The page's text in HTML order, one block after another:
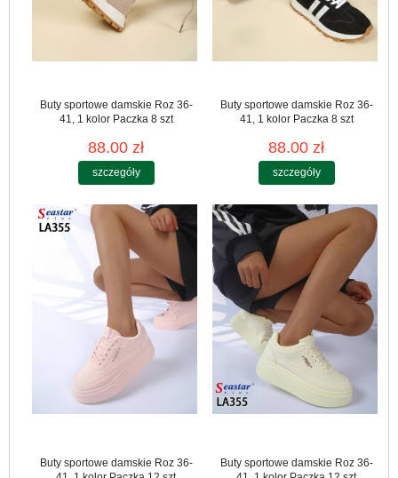
Buty sportowe damskie Roz 36-
41, 1 kolor Paczka 8 szt
88.00 zł
szczegóły
Buty sportowe damskie Roz 36-
41, 1 kolor Paczka 8 szt
88.00 zł
szczegóły
Buty sportowe damskie Roz 36-
Buty sportowe damskie Roz 36-